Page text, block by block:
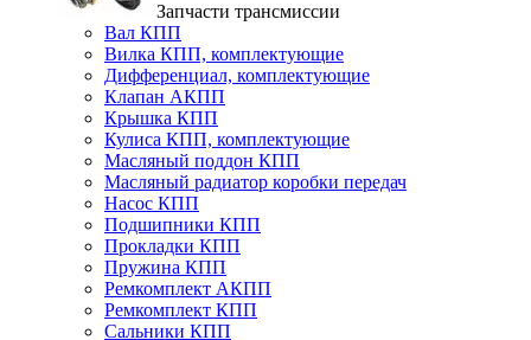
Запчасти трансмиссии
Вал КПП
Вилка КПП, комплектующие
Дифференциал, комплектующие
Клапан АКПП
Крышка КПП
Кулиса КПП, комплектующие
Масляный поддон КПП
Масляный радиатор коробки передач
Насос КПП
Подшипники КПП
Прокладки КПП
Пружина КПП
Ремкомплект АКПП
Ремкомплект КПП
Сальники КПП